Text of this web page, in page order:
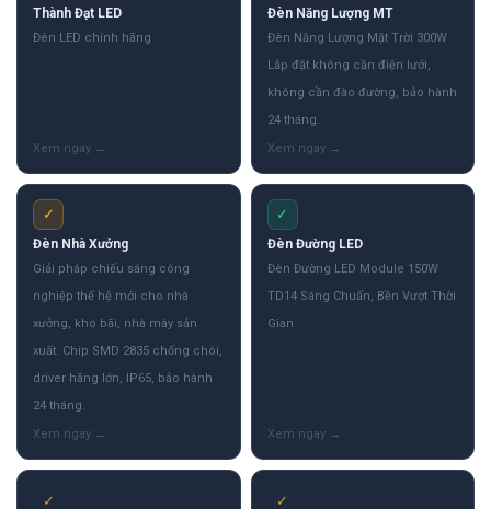
Thành Đạt LED
Đèn LED chính hãng
Đèn Năng Lượng MT
Đèn Năng Lượng Mặt Trời 300W
Lắp đặt không cần điện lưới,
không cần đào đường, bảo hành
24 tháng.
✓
Đèn Nhà Xưởng
Giải pháp chiếu sáng công
nghiệp thế hệ mới cho nhà
xưởng, kho bãi, nhà máy sản
xuất. Chip SMD 2835 chống chói,
driver hãng lớn, IP65, bảo hành
24 tháng.
✓
Đèn Đường LED
Đèn Đường LED Module 150W
TD14 Sáng Chuẩn, Bền Vượt Thời
Gian
✓ ✓